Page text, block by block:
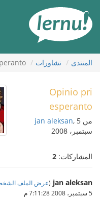
المحتويات
المنتدى تشاورات
Opinio pri
esperanto
من jan aleksan, 5
سبتمبر، 2008
المشاركات: 2
jan aleksan
(عرض الملف
5 سبتمبر، 2008 7:11:28 م